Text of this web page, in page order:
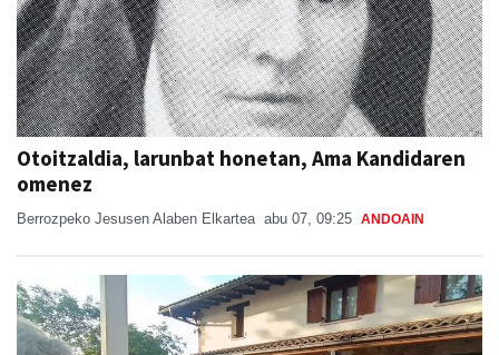
Otoitzaldia, larunbat honetan, Ama Kandidaren
omenez
Berrozpeko Jesusen Alaben Elkartea abu 07, 09:25 ANDOAIN